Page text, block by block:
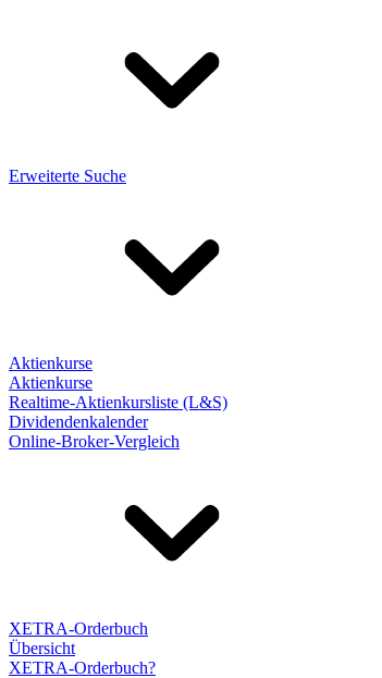
Erweiterte Suche
Aktienkurse
Aktienkurse
Realtime-Aktienkursliste (L&S)
Dividendenkalender
Online-Broker-Vergleich
XETRA-Orderbuch
Übersicht
XETRA-Orderbuch?